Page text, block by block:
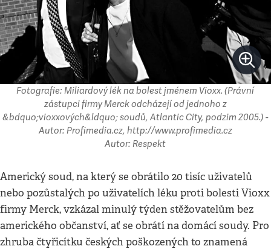
Fotografie: Miliardový lék na bolest jménem Vioxx. (Právní
zástupci firmy Merck odcházejí od jednoho z
&bdquo;vioxxových&ldquo; soudů, Atlantic City, podzim 2005.) -
Autor: Profimedia.cz, http://www.profimedia.cz
Autor: Respekt
Americký soud, na který se obrátilo 20 tisíc uživatelů
nebo pozůstalých po uživatelích léku proti bolesti Vioxx
firmy Merck, vzkázal minulý týden stěžovatelům bez
amerického občanství, ať se obrátí na domácí soudy. Pro
zhruba čtyřicítku českých poškozených to znamená